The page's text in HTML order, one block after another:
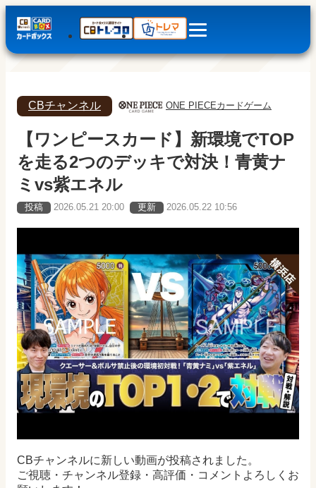
CBチャンネル ONE PIECEカードゲーム
【ワンピースカード】新環境でTOP
を走る2つのデッキで対決！青黄ナ
ミvs紫エネル
投稿 2026.05.21 20:00 更新 2026.05.22 10:56
CBチャンネルに新しい動画が投稿されました。
ご視聴・チャンネル登録・高評価・コメントよろしくお